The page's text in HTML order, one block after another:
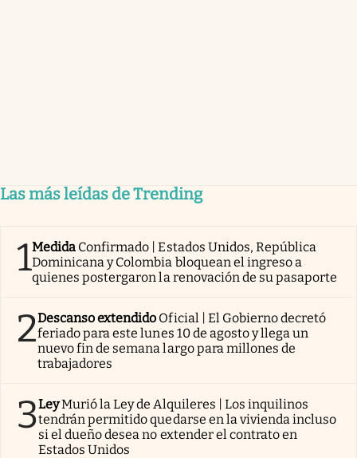
Las más leídas de Trending
1Medida Confirmado | Estados Unidos, República
Dominicana y Colombia bloquean el ingreso a
quienes postergaron la renovación de su pasaporte
2Descanso extendido Oficial | El Gobierno decretó
feriado para este lunes 10 de agosto y llega un
nuevo fin de semana largo para millones de
trabajadores
3LeyMurió la Ley de Alquileres | Los inquilinos
tendrán permitido quedarse en la vivienda incluso
si el dueño desea no extender el contrato en
Estados Unidos